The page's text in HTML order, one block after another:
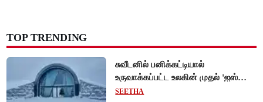
TOP TRENDING
சுவீடனில் பனிக்கட்டியால்
உருவாக்கப்பட்ட உலகின் முதல் 'ஐஸ்
ஓட்டல்'!
SEETHA